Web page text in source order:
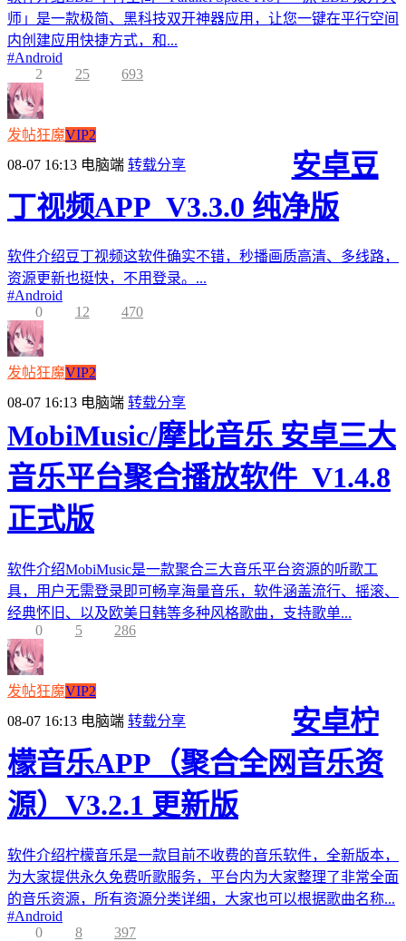
师」是一款极简、黑科技双开神器应用，让您一键在平行空间
内创建应用快捷方式，和...
#Android
2
25 693
发帖狂魔VIP2
08-07 16:13 电脑端 转载分享
安卓豆
丁视频APP_V3.3.0 纯净版
软件介绍豆丁视频这软件确实不错，秒播画质高清、多线路，
资源更新也挺快，不用登录。...
#Android
0
12 470
发帖狂魔VIP2
08-07 16:13 电脑端 转载分享
MobiMusic/摩比音乐 安卓三大
音乐平台聚合播放软件_V1.4.8
正式版
软件介绍MobiMusic是一款聚合三大音乐平台资源的听歌工
具，用户无需登录即可畅享海量音乐，软件涵盖流行、摇滚、
经典怀旧、以及欧美日韩等多种风格歌曲，支持歌单...
0
5 286
发帖狂魔VIP2
08-07 16:13 电脑端 转载分享
安卓柠
檬音乐APP（聚合全网音乐资
源）V3.2.1 更新版
软件介绍柠檬音乐是一款目前不收费的音乐软件，全新版本，
为大家提供永久免费听歌服务，平台内为大家整理了非常全面
的音乐资源，所有资源分类详细，大家也可以根据歌曲名称...
#Android
0
8 397